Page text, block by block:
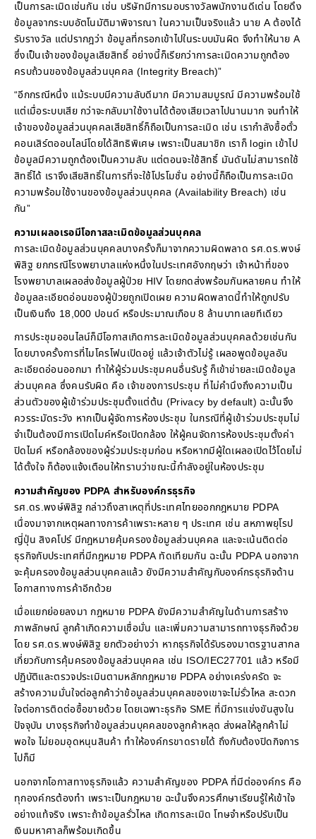
เป็นการละเมิดเช่นกัน เช่น บริษัทมีการมอบรางวัลพนักงานดีเด่น โดยดึง
ข้อมูลจากระบบอัตโนมัติมาพิจารณา ในความเป็นจริงแล้ว นาย A ต้องได้
รับรางวัล แต่ปรากฎว่า ข้อมูลที่กรอกเข้าไปในระบบมันผิด จึงทำให้นาย A
ซึ่งเป็นเจ้าของข้อมูลเสียสิทธิ์ อย่างนี้ก็เรียกว่าการละเมิดความถูกต้อง
ครบถ้วนของข้อมูลส่วนบุคคล (Integrity Breach)”
“อีกกรณีหนึ่ง แม้ระบบมีความลับดีมาก มีความสมบูรณ์ มีความพร้อมใช้
แต่เมื่อระบบเสีย กว่าจะกลับมาใช้งานได้ต้องเสียเวลาไปนานมาก จนทำให้
เจ้าของข้อมูลส่วนบุคคลเสียสิทธิ์ก็ถือเป็นการละเมิด เช่น เรากำลังซื้อตั๋ว
คอนเสิร์ตออนไลน์โดยได้สิทธิพิเศษ เพราะเป็นสมาชิก เราก็ login เข้าไป
ข้อมูลมีความถูกต้องเป็นความลับ แต่ตอนจะใช้สิทธิ์ มันดันไม่สามารถใช้
สิทธิ์ได้ เราจึงเสียสิทธิ์ในการที่จะใช้โปรโมชั่น อย่างนี้ก็ถือเป็นการละเมิด
ความพร้อมใช้งานของข้อมูลส่วนบุคคล (Availability Breach) เช่น
กัน”
ความเผลอเรอมีโอกาสละเมิดข้อมูลส่วนบุคคล
การละเมิดข้อมูลส่วนบุคคลบางครั้งก็มาจากความผิดพลาด รศ.ดร.พงษ์
พิสิฐ ยกกรณีโรงพยาบาลแห่งหนึ่งในประเทศอังกฤษว่า เจ้าหน้าที่ของ
โรงพยาบาลเผลอส่งข้อมูลผู้ป่วย HIV โดยกดส่งพร้อมกันหลายคน ทำให้
ข้อมูลละเอียดอ่อนของผู้ป่วยถูกเปิดเผย ความผิดพลาดนี้ทำให้ถูกปรับ
เป็นเงินถึง 18,000 ปอนด์ หรือประมาณเกือบ 8 ล้านบาทเลยทีเดียว
การประชุมออนไลน์ก็มีโอกาสเกิดการละเมิดข้อมูลส่วนบุคคลด้วยเช่นกัน
โดยบางครั้งการที่ไมโครโฟนเปิดอยู่ แล้วเจ้าตัวไม่รู้ เผลอพูดข้อมูลอัน
ละเอียดอ่อนออกมา ทำให้ผู้ร่วมประชุมคนอื่นรับรู้ ก็เข้าข่ายละเมิดข้อมูล
ส่วนบุคคล ซึ่งคนรับผิด คือ เจ้าของการประชุม ที่ไม่คำนึงถึงความเป็น
ส่วนตัวของผู้เข้าร่วมประชุมตั้งแต่ต้น (Privacy by default) ฉะนั้นจึง
ควรระมัดระวัง หากเป็นผู้จัดการห้องประชุม ในกรณีที่ผู้เข้าร่วมประชุมไม่
จำเป็นต้องมีการเปิดไมค์หรือเปิดกล้อง ให้ผู้คนจัดการห้องประชุมตั้งค่า
ปิดไมค์ หรือกล้องของผู้ร่วมประชุมก่อน หรือหากมีผู้ใดเผลอเปิดไว้โดยไม่
ได้ตั้งใจ ก็ต้องแจ้งเตือนให้ทราบว่าขณะนี้กำลังอยู่ในห้องประชุม
ความสำคัญของ PDPA สำหรับองค์กรธุรกิจ
รศ.ดร.พงษ์พิสิฐ กล่าวถึงสาเหตุที่ประเทศไทยออกกฎหมาย PDPA
เนื่องมาจากเหตุผลทางการค้าเพราะหลาย ๆ ประเทศ เช่น สหภาพยุโรป
ญี่ปุ่น สิงคโปร์ มีกฎหมายคุ้มครองข้อมูลส่วนบุคคล และจะเน้นติดต่อ
ธุรกิจกับประเทศที่มีกฎหมาย PDPA ทัดเทียมกัน ฉะนั้น PDPA นอกจาก
จะคุ้มครองข้อมูลส่วนบุคคลแล้ว ยังมีความสำคัญกับองค์กรธุรกิจด้าน
โอกาสทางการค้าอีกด้วย
เมื่อแยกย่อยลงมา กฎหมาย PDPA ยังมีความสำคัญในด้านการสร้าง
ภาพลักษณ์ ลูกค้าเกิดความเชื่อมั่น และเพิ่มความสามารถทางธุรกิจด้วย
โดย รศ.ดร.พงษ์พิสิฐ ยกตัวอย่างว่า หากธุรกิจได้รับรองมาตรฐานสากล
เกี่ยวกับการคุ้มครองข้อมูลส่วนบุคคล เช่น ISO/IEC27701 แล้ว หรือมี
ปฏิบัติและตรวจประเมินตามหลักกฎหมาย PDPA อย่างเคร่งครัด จะ
สร้างความมั่นใจต่อลูกค้าว่าข้อมูลส่วนบุคคลของเขาจะไม่รั่วไหล สะดวก
ใจต่อการติดต่อซื้อขายด้วย โดยเฉพาะธุรกิจ SME ที่มีการแข่งขันสูงใน
ปัจจุบัน บางธุรกิจทำข้อมูลส่วนบุคคลของลูกค้าหลุด ส่งผลให้ลูกค้าไม่
พอใจ ไม่ยอมอุดหนุนสินค้า ทำให้องค์กรขาดรายได้ ถึงกับต้องปิดกิจการ
ไปก็มี
นอกจากโอกาสทางธุรกิจแล้ว ความสำคัญของ PDPA ที่มีต่อองค์กร คือ
ทุกองค์กรต้องทำ เพราะเป็นกฎหมาย ฉะนั้นจึงควรศึกษาเรียนรู้ให้เข้าใจ
อย่างแท้จริง เพราะถ้าข้อมูลรั่วไหล เกิดการละเมิด โทษจำหรือปรับเป็น
เงินมหาศาลก็พร้อมเกิดขึ้น